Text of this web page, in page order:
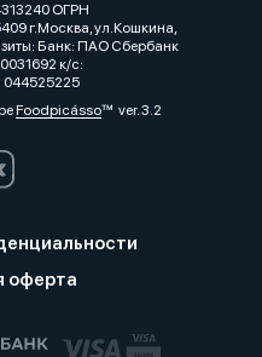
ОГРН
г.Москва, ул.Кошкина,
Банк: ПАО Сбербанк
к/с:
044525225
Foodpicássover. 3.2
оферта